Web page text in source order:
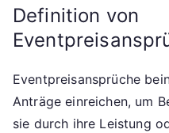
Definition von
Eventpreisansprüche
Anträge einreichen, um
sie durch ihre Leistung